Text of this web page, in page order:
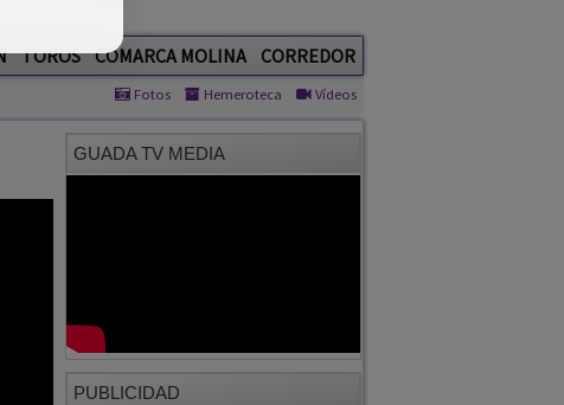
TOROS COMARCA MOLINA CORREDOR
Fotos Hemeroteca Vídeos
GUADA TV MEDIA
PUBLICIDAD